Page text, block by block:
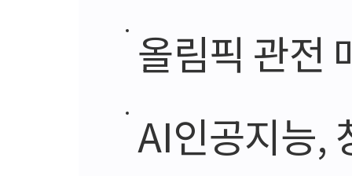
올림픽 관전
AI인공지능,